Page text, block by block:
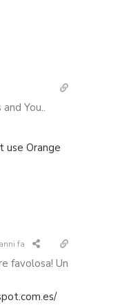
You..
use Orange
fa
favolosa! Un